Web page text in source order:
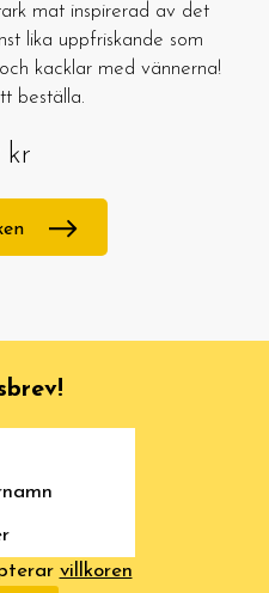
mat inspirerad av det
lika uppfriskande som
kacklar med vännerna!
beställa.
kr
villkoren